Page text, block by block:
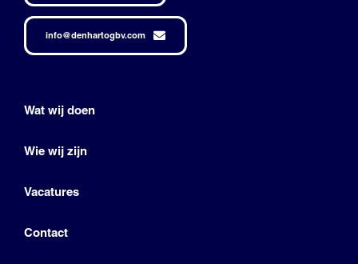
info@denhartogbv.com
Wat wij doen
Wie wij zijn
Vacatures
Contact